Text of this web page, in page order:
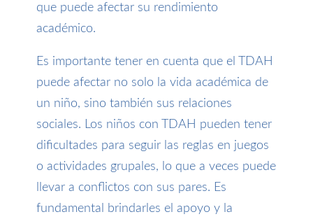
que puede afectar su rendimiento
académico.
Es importante tener en cuenta que el TDAH
puede afectar no solo la vida académica de
un niño, sino también sus relaciones
sociales. Los niños con TDAH pueden tener
dificultades para seguir las reglas en juegos
o actividades grupales, lo que a veces puede
llevar a conflictos con sus pares. Es
fundamental brindarles el apoyo y la